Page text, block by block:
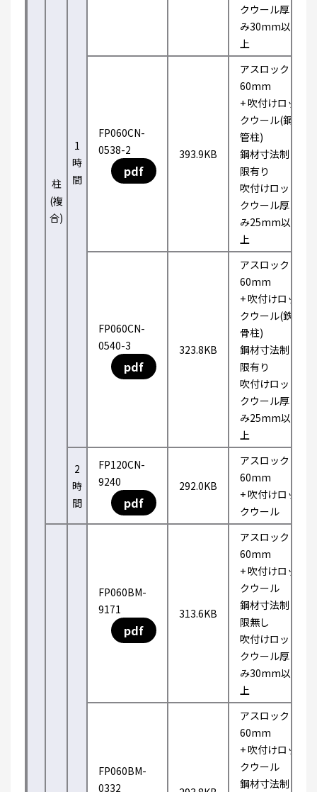
柱
(複
合)
1
時
間
クウール厚
み30mm以
上
FP060CN-
0538-2
pdf
393.9KB
アスロック
60mm
+ 吹付けロッ
クウール(鋼
管柱)
鋼材寸法制
限有り
吹付けロッ
クウール厚
み25mm以
上
FP060CN-
0540-3
pdf
323.8KB
アスロック
60mm
+ 吹付けロッ
クウール(鉄
骨柱)
鋼材寸法制
限有り
吹付けロッ
クウール厚
み25mm以
上
2
時
間
FP120CN-
9240
pdf
292.0KB
アスロック
60mm
+ 吹付けロッ
クウール
FP060BM-
9171
pdf
313.6KB
アスロック
60mm
+ 吹付けロッ
クウール
鋼材寸法制
限無し
吹付けロッ
クウール厚
み30mm以
上
FP060BM-
0332
アスロック
60mm
+ 吹付けロッ
クウール
鋼材寸法制